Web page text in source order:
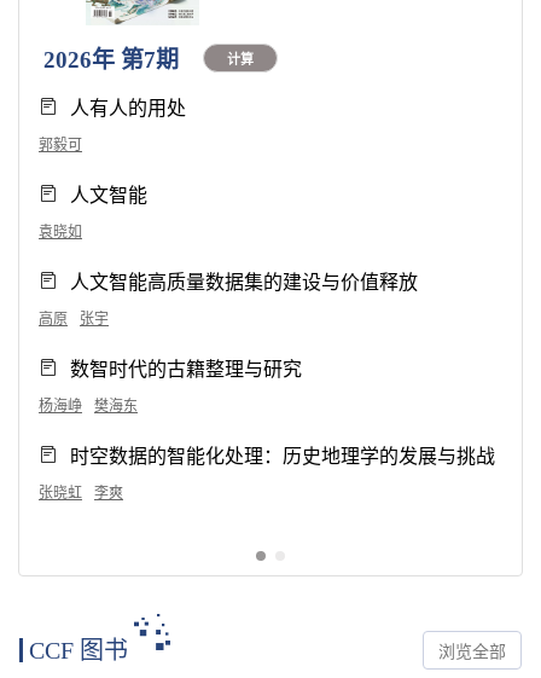
2026年 第7期 计算
人有人的用处
郭毅可
人文智能
袁晓如
人文智能高质量数据集的建设与价值释放
高原 张宇
数智时代的古籍整理与研究
杨海峥 樊海东
时空数据的智能化处理：历史地理学的发展与挑战
张晓虹 李爽
CCF 图书 浏览全部